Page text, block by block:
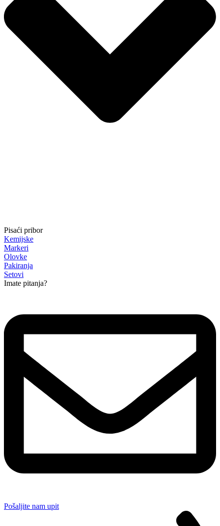
Pisaći pribor
Kemijske
Markeri
Olovke
Pakiranja
Setovi
Imate pitanja?
Pošaljite nam upit